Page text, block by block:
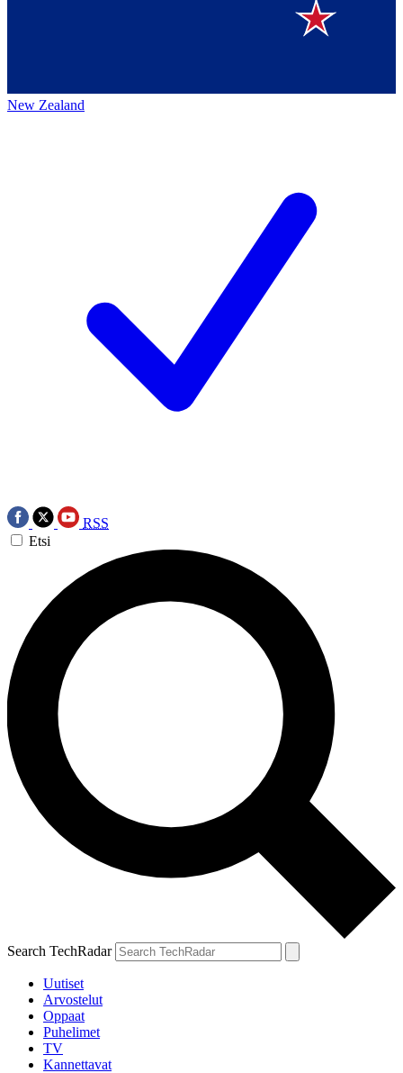
New Zealand
RSS
Etsi
Search TechRadar
Uutiset
Arvostelut
Oppaat
Puhelimet
TV
Kannettavat